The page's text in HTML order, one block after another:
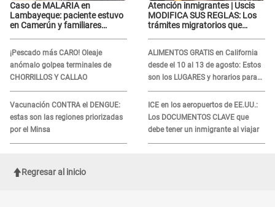
Caso de MALARIA en
Lambayeque: paciente estuvo
en Camerún y familiares
¡Pescado más CARO! Oleaje
anómalo golpea terminales de
CHORRILLOS Y CALLAO
Vacunación CONTRA el DENGUE:
estas son las regiones priorizadas
por el Minsa
Atención inmigrantes | Uscis
MODIFICA SUS REGLAS: Los
trámites migratorios que
ALIMENTOS GRATIS en California
desde el 10 al 13 de agosto: Estos
son los LUGARES y horarios para
recibir la ayuda
ICE en los aeropuertos de EE.UU.:
Los DOCUMENTOS CLAVE que
debe tener un inmigrante al viajar
Regresar al inicio